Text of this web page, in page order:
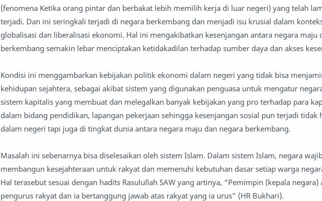
(fenomena Ketika orang pintar dan berbakat lebih memilih kerja di luar negeri) yang telah
terjadi. Dan ini seringkali terjadi di negara berkembang dan menjadi isu krusial dalam
globalisasi dan liberalisasi ekonomi. Hal ini mengakibatkan kesenjangan antara negara maju
berkembang semakin lebar menciptakan ketidakadilan terhadap sumber daya dan akses
Kondisi ini menggambarkan kebijakan politik ekonomi dalam negeri yang tidak bisa
kehidupan sejahtera, sebagai akibat sistem yang digunakan penguasa untuk mengatur
sistem kapitalis yang membuat dan melegalkan banyak kebijakan yang pro terhadap para
dalam bidang pendidikan, lapangan pekerjaan sehingga kesenjangan sosial pun terjadi tidak
dalam negeri tapi juga di tingkat dunia antara negara maju dan negara berkembang.
Masalah ini sebenarnya bisa diselesaikan oleh sistem Islam. Dalam sistem Islam, negara
membangun kesejahteraan untuk rakyat dan memenuhi kebutuhan dasar setiap warga
Hal terasebut sesuai dengan hadits Rasulullah SAW yang artinya, “Pemimpin (kepala negara)
pengurus rakyat dan ia bertanggung jawab atas rakyat yang ia urus” (HR Bukhari).